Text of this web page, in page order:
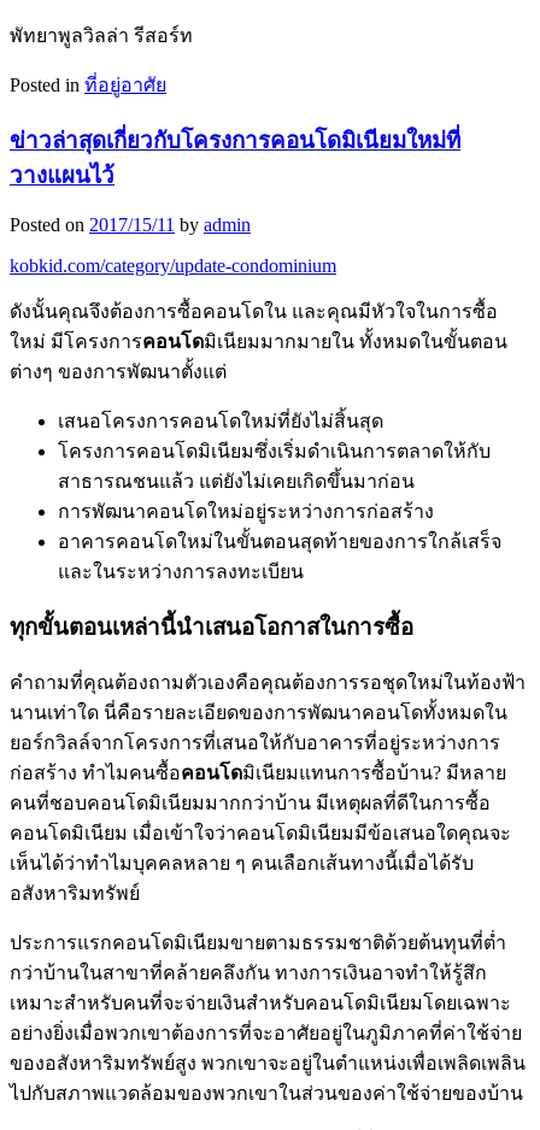
พัทยาพูลวิลล่า รีสอร์ท
Posted in ที่อยู่อาศัย
ข่าวล่าสุดเกี่ยวกับโครงการคอนโดมิเนียมใหม่ที่
วางแผนไว้
Posted on 2017/15/11 by admin
kobkid.com/category/update-condominium
ดังนั้นคุณจึงต้องการซื้อคอนโดใน และคุณมีหัวใจในการซื้อ
ใหม่ มีโครงการคอนโดมิเนียมมากมายใน ทั้งหมดในขั้นตอน
ต่างๆ ของการพัฒนาตั้งแต่
เสนอโครงการคอนโดใหม่ที่ยังไม่สิ้นสุด
โครงการคอนโดมิเนียมซึ่งเริ่มดำเนินการตลาดให้กับ
สาธารณชนแล้ว แต่ยังไม่เคยเกิดขึ้นมาก่อน
การพัฒนาคอนโดใหม่อยู่ระหว่างการก่อสร้าง
อาคารคอนโดใหม่ในขั้นตอนสุดท้ายของการใกล้เสร็จ
และในระหว่างการลงทะเบียน
ทุกขั้นตอนเหล่านี้นำเสนอโอกาสในการซื้อ
คำถามที่คุณต้องถามตัวเองคือคุณต้องการรอชุดใหม่ในท้องฟ้า
นานเท่าใด นี่คือรายละเอียดของการพัฒนาคอนโดทั้งหมดใน
ยอร์กวิลล์จากโครงการที่เสนอให้กับอาคารที่อยู่ระหว่างการ
ก่อสร้าง ทำไมคนซื้อคอนโดมิเนียมแทนการซื้อบ้าน? มีหลาย
คนที่ชอบคอนโดมิเนียมมากกว่าบ้าน มีเหตุผลที่ดีในการซื้อ
คอนโดมิเนียม เมื่อเข้าใจว่าคอนโดมิเนียมมีข้อเสนอใดคุณจะ
เห็นได้ว่าทำไมบุคคลหลาย ๆ คนเลือกเส้นทางนี้เมื่อได้รับ
อสังหาริมทรัพย์
ประการแรกคอนโดมิเนียมขายตามธรรมชาติด้วยต้นทุนที่ต่ำ
กว่าบ้านในสาขาที่คล้ายคลึงกัน ทางการเงินอาจทำให้รู้สึก
เหมาะสำหรับคนที่จะจ่ายเงินสำหรับคอนโดมิเนียมโดยเฉพาะ
อย่างยิ่งเมื่อพวกเขาต้องการที่จะอาศัยอยู่ในภูมิภาคที่ค่าใช้จ่าย
ของอสังหาริมทรัพย์สูง พวกเขาจะอยู่ในตำแหน่งเพื่อเพลิดเพลิน
ไปกับสภาพแวดล้อมของพวกเขาในส่วนของค่าใช้จ่ายของบ้าน